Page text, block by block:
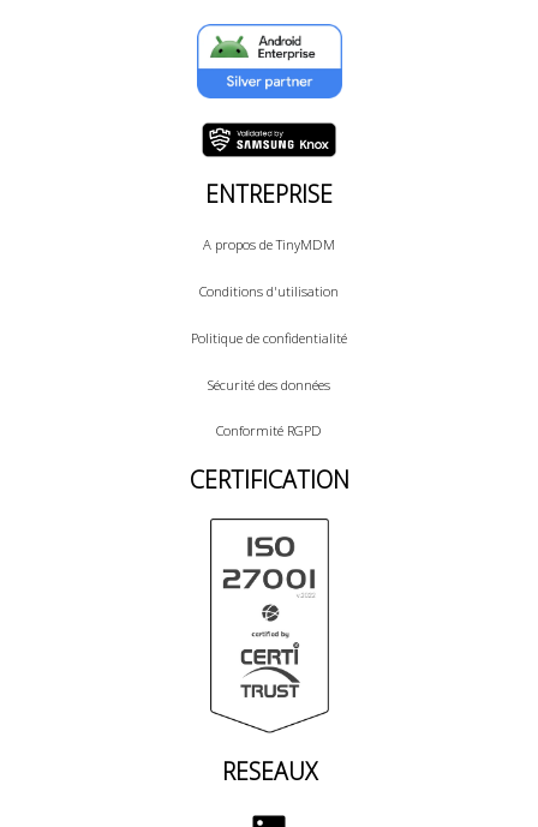
ENTREPRISE
A propos de TinyMDM
Conditions d'utilisation
Politique de confidentialité
Sécurité des données
Conformité RGPD
CERTIFICATION
RESEAUX